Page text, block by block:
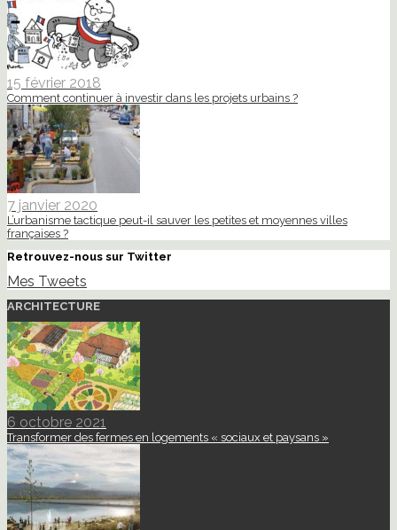
15 février 2018
Comment continuer à investir dans les projets urbains ?
7 janvier 2020
L’urbanisme tactique peut-il sauver les petites et moyennes villes
françaises ?
Retrouvez-nous sur Twitter
Mes Tweets
ARCHITECTURE
6 octobre 2021
Transformer des fermes en logements « sociaux et paysans »